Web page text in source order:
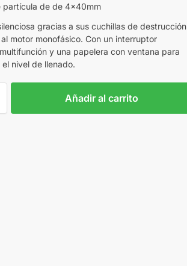
partícula de de 4x40mm
gracias a sus cuchillas de destrucción
motor monofásico. Con un interruptor
y una papelera con ventana para
nivel de llenado.
Añadir al carrito